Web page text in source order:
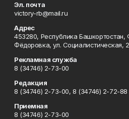
Эл. почта
victory-rb@mail.ru
Адрес
453280, Республика
Фёдоровка, ул. Социалистическая,
Рекламная служба
8 (34746) 2-73-00
Редакция
8 (34746) 2-73-00, 8 (34746) 2-72-88
Приемная
8 (34746) 2-73-00